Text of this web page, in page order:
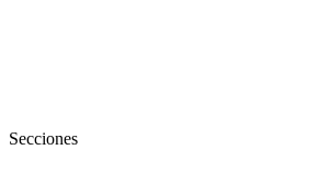
Secciones